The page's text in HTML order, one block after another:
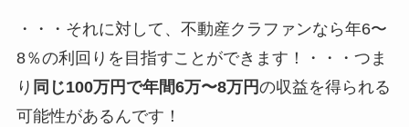
・・・それに対して、不動産クラファンなら年6〜
8％の利回りを目指すことができます！・・・つま
り 同じ100万円で年間6万〜8万円の収益を得られる
可能性があるんです！